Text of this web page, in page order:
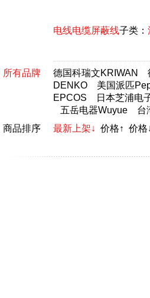
电线电缆屏蔽线子类：
所有品牌 德国科瑞文KRIWAN
DENKO
美国派匹
EPCOS
日本芝浦电
五岳电器Wuyue
台
商品排序
最新上架↓ 价格↑ 价格